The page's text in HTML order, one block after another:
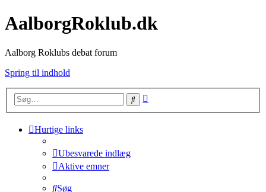
AalborgRoklub.dk
Aalborg Roklubs debat forum
Spring til indhold
Søg
Hurtige links
Ubesvarede indlæg
Aktive emner
Søg